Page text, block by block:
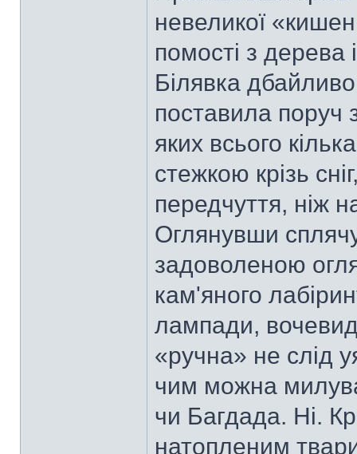
невеликої
помості з дерева
Білявка
поставила поруч
яких всього
стежкою крізь
передчуття, ніж
Оглянувши
задоволеною
кам'яного
лампади,
«ручна» не слід
чим можна
чи Багдада. Ні.
натопленим